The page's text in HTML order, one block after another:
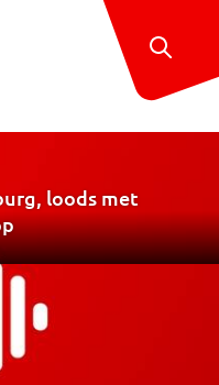
loods met